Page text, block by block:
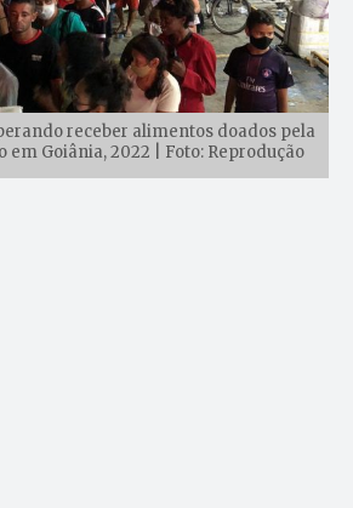
receber alimentos doados pela
em Goiânia, 2022 | Foto: Reprodução